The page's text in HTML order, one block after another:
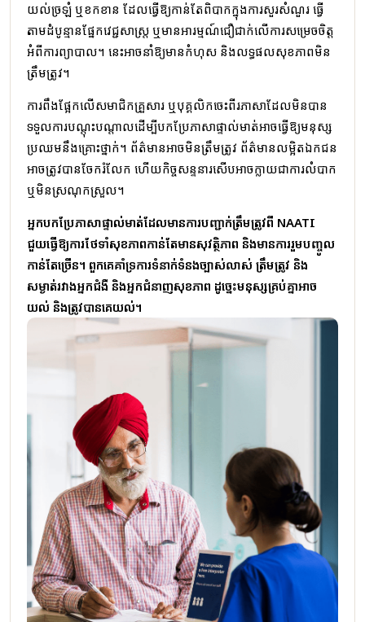
យល់ច្រឡំ ឬខកខាន ដែលធ្វើឱ្យកាន់តែពិបាកក្នុងការសួរសំណួរ ធ្វើ
តាមដំបូន្មានផ្នែកវេជ្ជសាស្ត្រ ឬមានអារម្មណ៍ជឿជាក់លើការសម្រេចចិត្ត
អំពីការព្យាបាល។ នេះអាចនាំឱ្យមានកំហុស និងលទ្ធផលសុខភាពមិន
ត្រឹមត្រូវ។
ការពឹងផ្អែកលើសមាជិកគ្រួសារ ឬបុគ្គលិកចេះពីរភាសាដែលមិនបាន
ទទួលការបណ្តុះបណ្តាលដើម្បីបកប្រែភាសាផ្ទាល់មាត់អាចធ្វើឱ្យមនុស្ស
ប្រឈមនឹងគ្រោះថ្នាក់។ ព័ត៌មានអាចមិនត្រឹមត្រូវ ព័ត៌មានលម្អិតឯកជន
អាចត្រូវបានចែករំលែក ហើយកិច្ចសន្ទនារសើបអាចក្លាយជាការលំបាក
ឬមិនស្រណុកស្រួល។
អ្នកបកប្រែភាសាផ្ទាល់មាត់ដែលមានការបញ្ជាក់ត្រឹមត្រូវពី NAATI
ជួយធ្វើឱ្យការថែទាំសុខភាពកាន់តែមានសុវត្ថិភាព និងមានការរួមបញ្ចូល
កាន់តែច្រើន។ ពួកគេគាំទ្រការទំនាក់ទំនងច្បាស់លាស់ ត្រឹមត្រូវ និង
សម្ងាត់រវាងអ្នកជំងឺ និងអ្នកជំនាញសុខភាព ដូច្នេះមនុស្សគ្រប់គ្នាអាច
យល់ និងត្រូវបានគេយល់។